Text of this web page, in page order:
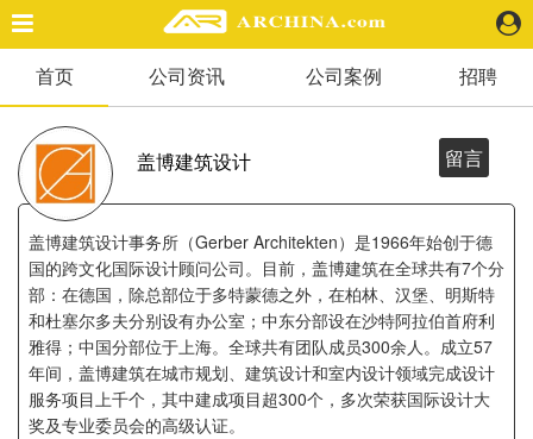
精选案例
建 筑
景 观
室 内
视 频
头条资讯
业 界
机 构
人 物
地 产
首页 公司资讯 公司案例 招聘
盖博建筑设计 留言
盖博建筑设计事务所（Gerber Architekten）是1966年始创于德
国的跨文化国际设计顾问公司。目前，盖博建筑在全球共有7个分
部：在德国，除总部位于多特蒙德之外，在柏林、汉堡、明斯特
和杜塞尔多夫分别设有办公室；中东分部设在沙特阿拉伯首府利
雅得；中国分部位于上海。全球共有团队成员300余人。成立57
年间，盖博建筑在城市规划、建筑设计和室内设计领域完成设计
服务项目上千个，其中建成项目超300个，多次荣获国际设计大
奖及专业委员会的高级认证。